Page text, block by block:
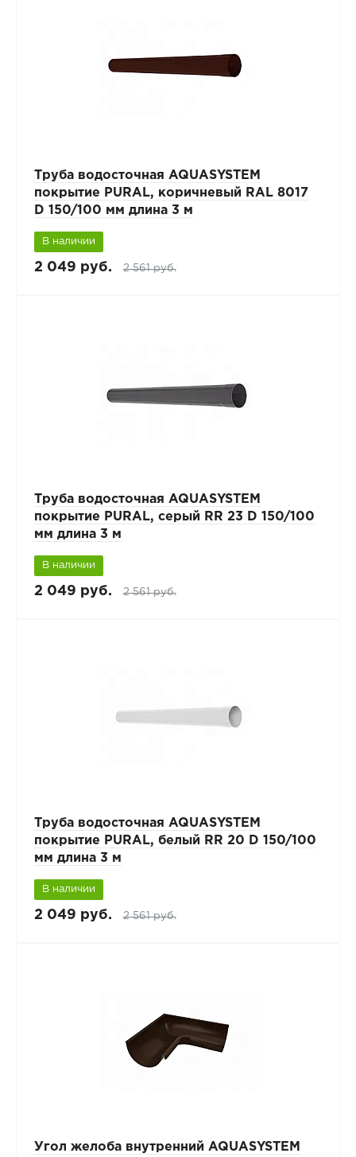
Труба водосточная AQUASYSTEM
покрытие PURAL, коричневый RAL 8017
D 150/100 мм длина 3 м
В наличии
2 049 руб. 2 561 руб.
Труба водосточная AQUASYSTEM
покрытие PURAL, серый RR 23 D 150/100
мм длина 3 м
В наличии
2 049 руб. 2 561 руб.
Труба водосточная AQUASYSTEM
покрытие PURAL, белый RR 20 D 150/100
мм длина 3 м
В наличии
2 049 руб. 2 561 руб.
Угол желоба внутренний AQUASYSTEM